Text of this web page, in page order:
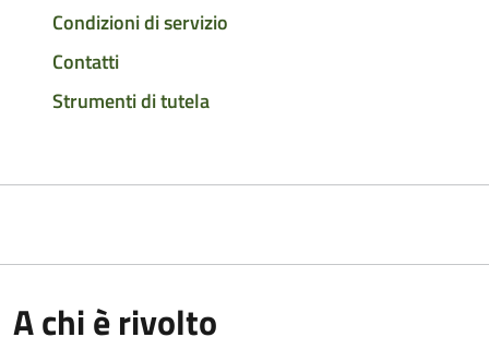
Condizioni di servizio
Contatti
Strumenti di tutela
A chi è rivolto